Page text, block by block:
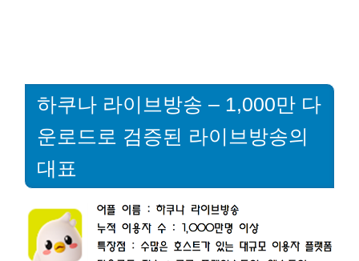
하쿠나 라이브방송 – 1,000만 다
운로드로 검증된 라이브방송의
대표